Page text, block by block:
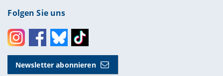
Folgen Sie uns
InstagramFacebookBlueskyToktok
Newsletter abonnieren